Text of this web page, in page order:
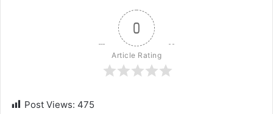
0
Article Rating
Post Views: 475